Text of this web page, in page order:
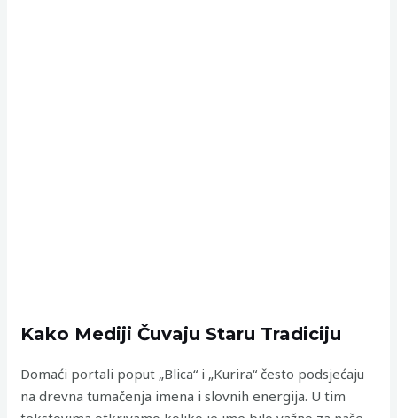
Kako Mediji Čuvaju Staru Tradiciju
Domaći portali poput „Blica“ i „Kurira“ često podsjećaju
na drevna tumačenja imena i slovnih energija. U tim